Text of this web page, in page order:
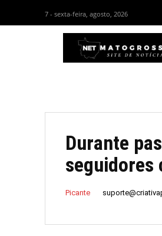
7 - sexta-feira, agosto, 2026
Durante
seguidores
Picante